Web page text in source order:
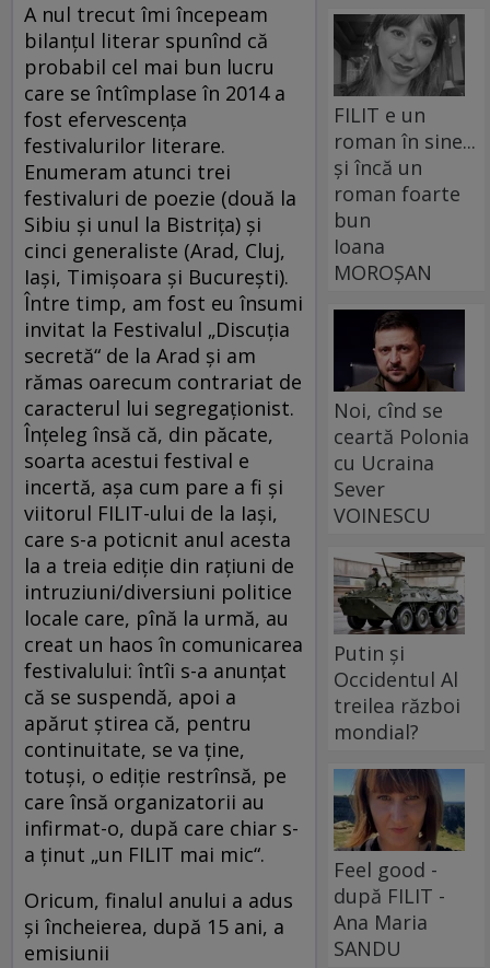
A nul trecut îmi începeam
bilanţul literar spunînd că
probabil cel mai bun lucru
care se întîmplase în 2014 a
fost efervescenţa
festivalurilor literare.
Enumeram atunci trei
festivaluri de poezie (două la
Sibiu şi unul la Bistriţa) şi
cinci generaliste (Arad, Cluj,
Iaşi, Timişoara şi Bucureşti).
Între timp, am fost eu însumi
invitat la Festivalul „Discuţia
secretă“ de la Arad şi am
rămas oarecum contrariat de
caracterul lui segregaţionist.
Înţeleg însă că, din păcate,
soarta acestui festival e
incertă, aşa cum pare a fi şi
viitorul FILIT-ului de la Iaşi,
care s-a poticnit anul acesta
la a treia ediţie din raţiuni de
intruziuni/diversiuni politice
locale care, pînă la urmă, au
creat un haos în comunicarea
festivalului: în­tîi s-a anunţat
că se suspendă, apoi a
apărut ştirea că, pentru
continuitate, se va ţine,
totuşi, o ediţie restrînsă, pe
care însă organizatorii au
infirmat-o, după care chiar s-
a ţinut „un FILIT mai mic“.
Oricum, finalul anului a adus
şi încheierea, după 15 ani, a
emisiunii
FILIT e un
roman în sine...
și încă un
roman foarte
bun
Ioana
MOROȘAN
Noi, cînd se
ceartă Polonia
cu Ucraina
Sever
VOINESCU
Putin și
Occidentul Al
treilea război
mondial?
Feel good -
după FILIT -
Ana Maria
SANDU